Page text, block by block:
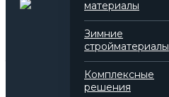
материалы
Зимние
стройматериалы
Комплексные
решения
Серия
Венти Баттс
Базальтовая вата
Все характеристики